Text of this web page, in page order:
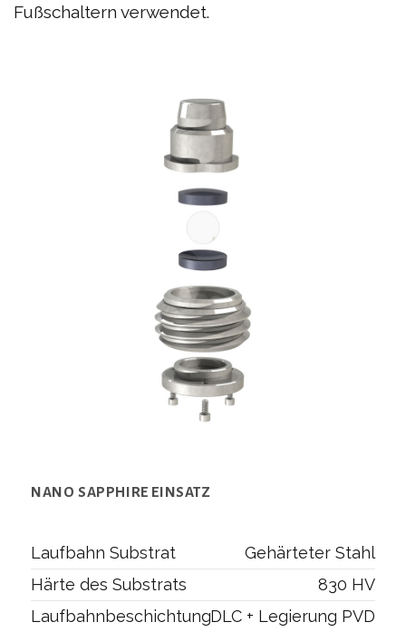
Fußschaltern verwendet.
NANO SAPPHIRE EINSATZ
Laufbahn Substrat
Gehärteter Stahl
Härte des Substrats
830 HV
LaufbahnbeschichtungDLC + Legierung PVD